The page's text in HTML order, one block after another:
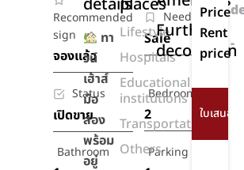
Recommended
sign
จองแล้ว
Need
Sale
Status
เปิดขาย
Bedroom
2
Bathroom Parking
details
ทา
วน์
เฮ้าส์
มือ
สอง
พร้อม
อยู่
places
Lifestyle
Hospitals
Educational
institutions
Transportation
Others
Further
decoration
Price
Rent
price
-